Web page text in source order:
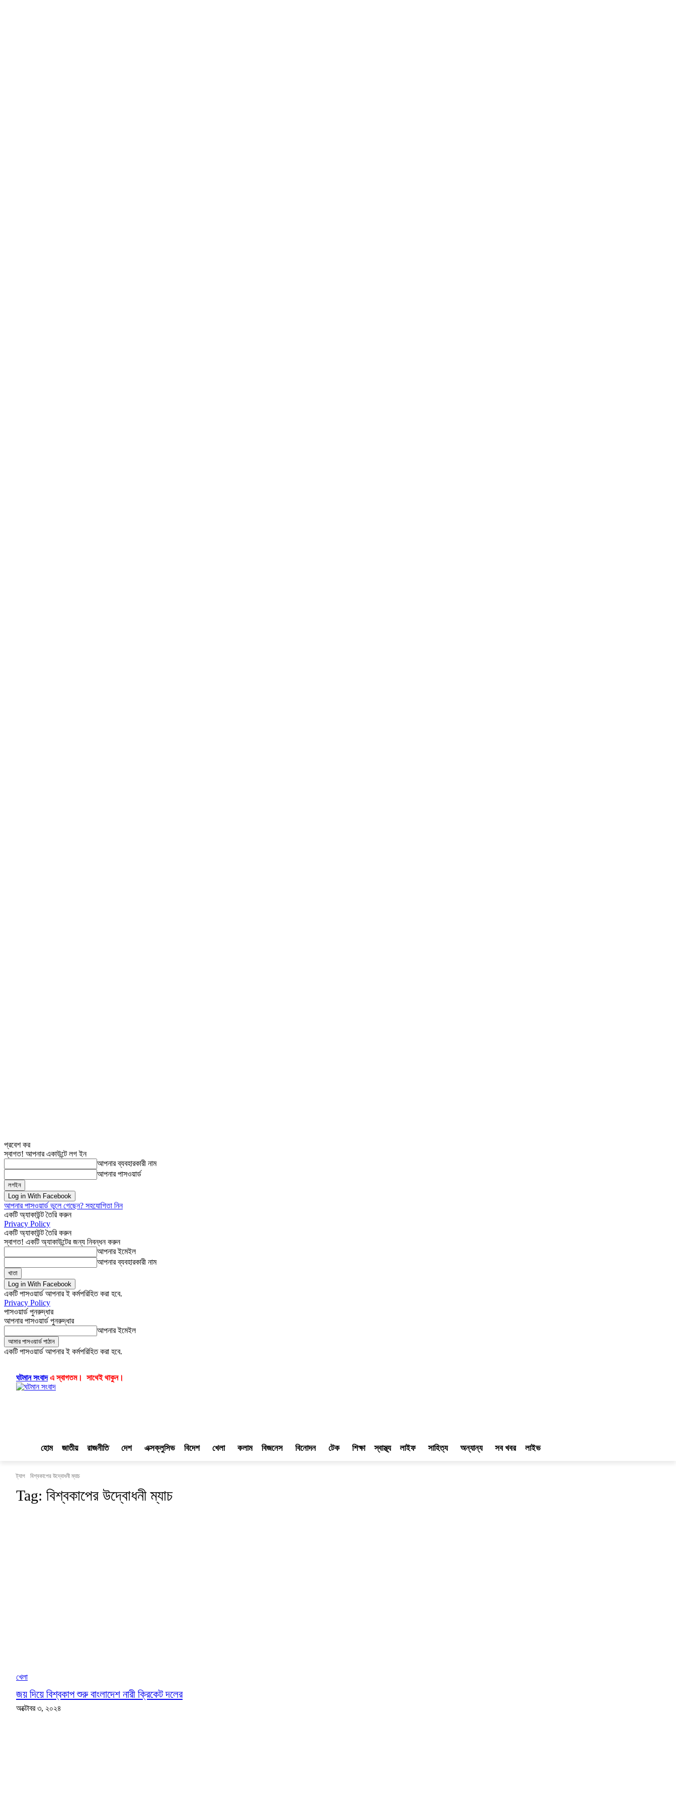
প্রবেশ কর
স্বাগত! আপনার একাউন্টে লগ ইন
আপনার ব্যবহারকারী নাম
আপনার পাসওয়ার্ড
Log in With Facebook
আপনার পাসওয়ার্ড ভুলে গেছেন? সহযোগিতা নিন
একটি অ্যাকাউন্ট তৈরি করুন
Privacy Policy
একটি অ্যাকাউন্ট তৈরি করুন
স্বাগত! একটি অ্যাকাউন্টের জন্য নিবন্ধন করুন
আপনার ইমেইল
আপনার ব্যবহারকারী নাম
Log in With Facebook
একটি পাসওয়ার্ড আপনার ই কর্মপরিহিত করা হবে.
Privacy Policy
পাসওয়ার্ড পুনরুদ্ধার
আপনার পাসওয়ার্ড পুনরুদ্ধার
আপনার ইমেইল
একটি পাসওয়ার্ড আপনার ই কর্মপরিহিত করা হবে.
ঘটমান সংবাদএ স্বাগতম। সাথেই থাকুন।
হোম জাতীয় রাজনীতি দেশ এক্সক্লুসিভ বিদেশ খেলা কলাম বিজনেস বিনোদন টেক শিক্ষা স্বাস্থ্য লাইফ সাহিত্য অন্যান্য সব খবর লাইভ
ট্যাগ বিশ্বকাপের উদ্বোধনী ম্যাচ
Tag: বিশ্বকাপের উদ্বোধনী ম্যাচ
খেলা
জয় দিয়ে বিশ্বকাপ শুরু বাংলাদেশ নারী ক্রিকেট দলের
অক্টোবর ৩, ২০২৪